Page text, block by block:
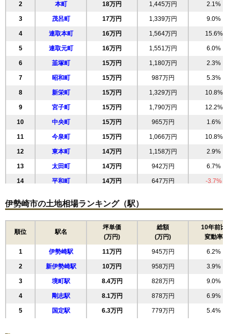
2 本町 18万円 1,445万円 2.1%
3 茂呂町 17万円 1,339万円 9.0%
4 連取本町 16万円 1,564万円 15.6%
5 連取元町 16万円 1,551万円 6.0%
6 韮塚町 15万円 1,180万円 2.3%
7 昭和町 15万円 987万円 5.3%
8 新栄町 15万円 1,329万円 10.8%
9 宮子町 15万円 1,790万円 12.2%
10 中央町 15万円 965万円 1.6%
11 今泉町 15万円 1,066万円 10.8%
12 東本町 14万円 1,158万円 2.9%
13 太田町 14万円 942万円 6.7%
14 平和町 14万円 647万円 -3.7%
16 上諏訪町 14万円 1,139万円 10.2%
14万円 1,838万円 14.6%
14万円 1,255万円 8.3%
19 上泉町 13万円 962万円 1.8%
20 末広町 13万円 1,041万円 5.3%
21 美茂呂町 13万円 1,196万円 4.0%
22 柳原町 13万円 1,034万円 2.9%
23 西田町 13万円 832万円 3.7%
伊勢崎市の土地相場ランキング（駅）
順位 駅名
坪単価
(万円)
総額
(万円)
10年前比
変動率
1 伊勢崎駅 11万円 945万円 6.2%
2 新伊勢崎駅 10万円 958万円 3.9%
3 境町駅 8.4万円 828万円 9.0%
4 剛志駅 8.1万円 878万円 6.9%
5 国定駅 6.3万円 779万円 5.4%